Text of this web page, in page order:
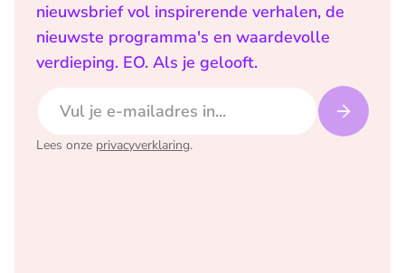
nieuwsbrief vol inspirerende verhalen, de
nieuwste programma's en waardevolle
verdieping. EO. Als je gelooft.
Lees onze privacyverklaring.